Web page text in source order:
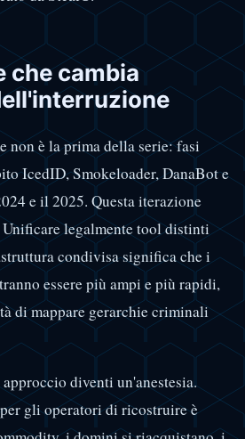
che cambia
non è la prima della serie: fasi
IcedID, Smokeloader, DanaBot e
e il 2025. Questa iterazione
legalmente tool distinti
condivisa significa che i
essere più ampi e più rapidi,
di mappare gerarchie criminali
diventi un'anestesia.
gli operatori di ricostruire è